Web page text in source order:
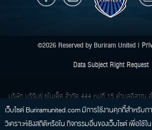
©2026 Reserved by Buriram United |
Data Subject Right Request
บริษัท บุรีรัมย์ ยูไนเต็ด จำกัด 444 หมู่ที่ 15 ตำบลอิสาณ อ
บุรีรัมย์ 31000
Buriram United Co., Ltd.444 Moo 15 Tambon Isan,
เว็บไซต์ Buriramunited.com มีการใช้งานคุกกี้สําหรับก
วิเคราะห์เชิงสถิติหรือใน กิจกรรมอื่นของเว็บไซต์ เพื่อใช้ใน